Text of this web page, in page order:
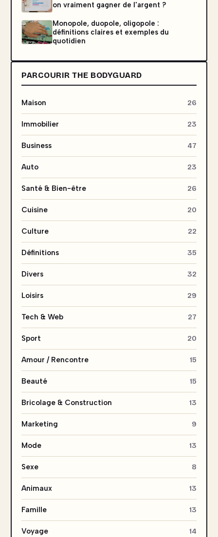
on vraiment gagner de l'argent ?
Monopole, duopole, oligopole :
définitions claires et exemples du
quotidien
PARCOURIR THE BODYGUARD
Maison 26
Immobilier 23
Business 47
Auto 23
Santé & Bien-être 26
Cuisine 20
Culture 22
Définitions 35
Divers 32
Loisirs 29
Tech & Web 27
Sport 20
Amour / Rencontre 15
Beauté 15
Bricolage & Construction 13
Marketing 9
Mode 13
Sexe 8
Animaux 13
Famille 13
Voyage 14